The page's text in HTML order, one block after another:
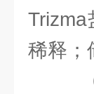
稀释；